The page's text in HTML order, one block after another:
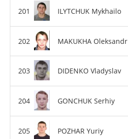
ILYTCHUK Mykhailo
MAKUKHA Oleksandr
DIDENKO Vladyslav
GONCHUK Serhiy
POZHAR Yuriy